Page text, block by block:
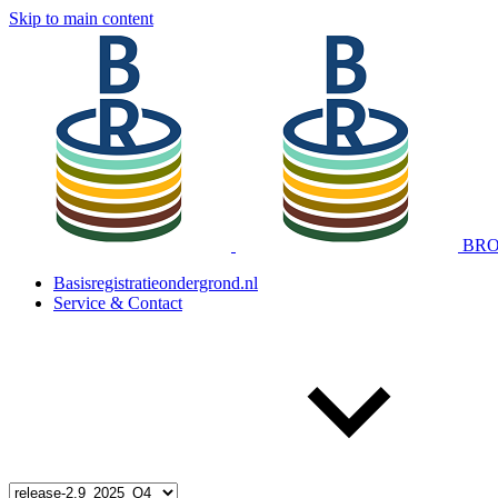
Skip to main content
Basisregistratieondergrond.nl
Service & Contact